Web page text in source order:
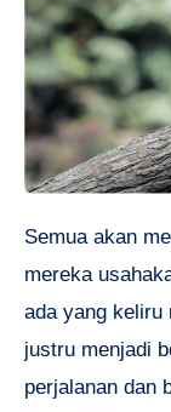
Semua akan menemui Allah dengan bekal yang telah
mereka
ada yang keliru
justru menjadi
perjalanan dan